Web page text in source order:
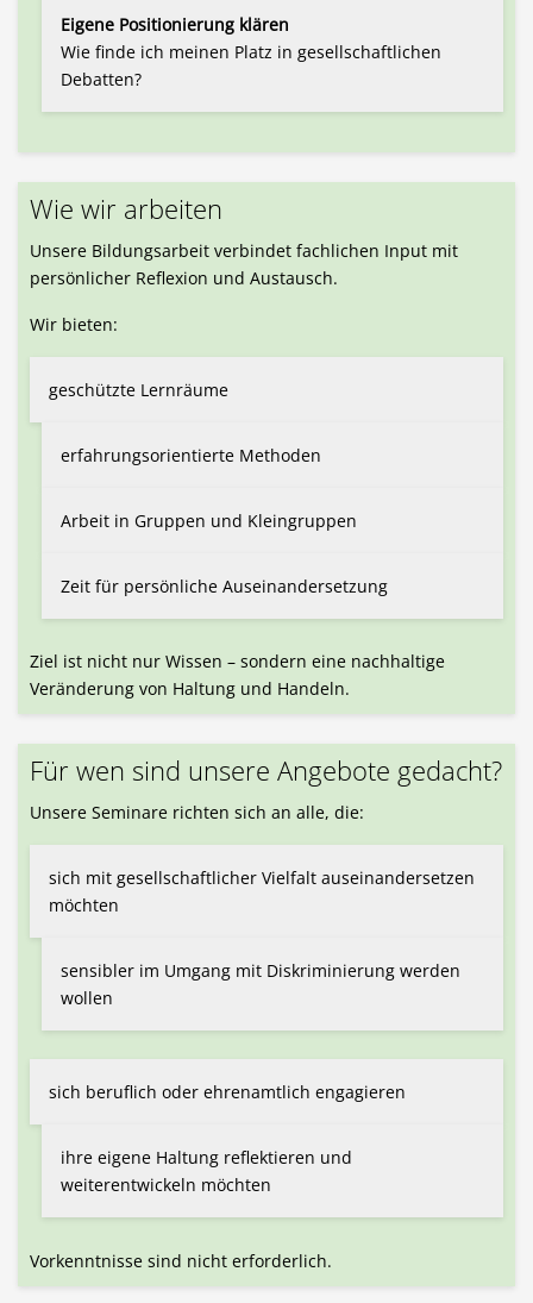
Eigene Positionierung klären
Wie finde ich meinen Platz in gesellschaftlichen
Debatten?
Wie wir arbeiten
Unsere Bildungsarbeit verbindet fachlichen Input mit
persönlicher Reflexion und Austausch.
Wir bieten:
geschützte Lernräume
erfahrungsorientierte Methoden
Arbeit in Gruppen und Kleingruppen
Zeit für persönliche Auseinandersetzung
Ziel ist nicht nur Wissen – sondern eine nachhaltige
Veränderung von Haltung und Handeln.
Für wen sind unsere Angebote gedacht?
Unsere Seminare richten sich an alle, die:
sich mit gesellschaftlicher Vielfalt auseinandersetzen
möchten
sensibler im Umgang mit Diskriminierung werden
wollen
sich beruflich oder ehrenamtlich engagieren
ihre eigene Haltung reflektieren und
weiterentwickeln möchten
Vorkenntnisse sind nicht erforderlich.